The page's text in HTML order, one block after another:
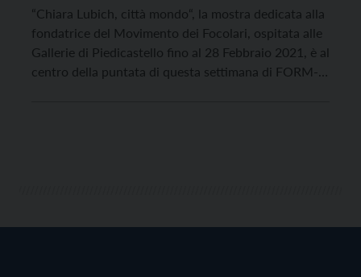
“Chiara Lubich, città mondo“, la mostra dedicata alla
fondatrice del Movimento dei Focolari, ospitata alle
Gallerie di Piedicastello fino al 28 Febbraio 2021, è al
centro della puntata di questa settimana di FORM-